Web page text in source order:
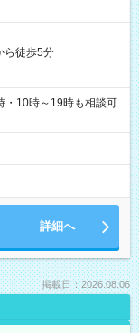
ら徒歩5分
10時～19時も相談可
詳細へ
掲載日：2026.08.06